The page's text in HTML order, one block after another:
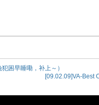
困早睡嘞，补上～）
[09.02.09]VA-Best